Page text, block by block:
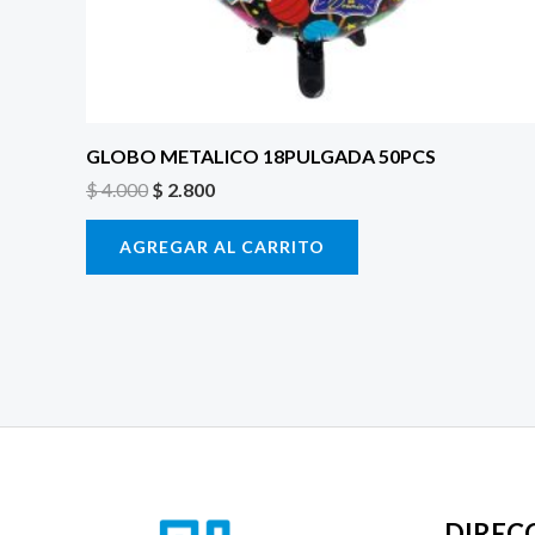
GLOBO METALICO 18PULGADA 50PCS
$4.000 $ 2.800
AGREGAR AL CARRITO